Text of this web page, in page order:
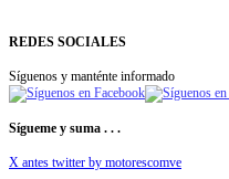
REDES SOCIALES
Síguenos y manténte informado
Sígueme y suma . . .
X antes twitter by motorescomve